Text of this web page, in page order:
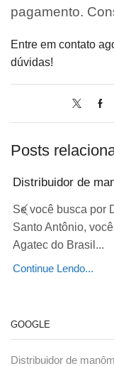
pagamento.
Entre em contato
dúvidas!
Posts
Distribuidor de
Se você busca por
Santo Antônio,
Agatec do Brasil...
Continue Lendo...
GOOGLE
Distribuidor de